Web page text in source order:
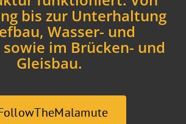
bis zur Unterhaltung
Wasser- und
sowie im Brücken- und
Gleisbau.